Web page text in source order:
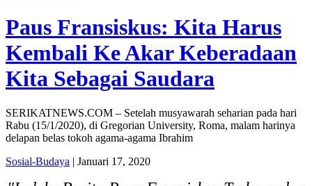
Paus Fransiskus: Kita Harus
Kembali Ke Akar Keberadaan
Kita Sebagai Saudara
SERIKATNEWS.COM – Setelah musyawarah seharian pada hari
Rabu (15/1/2020), di Gregorian University, Roma, malam harinya
delapan belas tokoh agama-agama Ibrahim
Sosial-Budaya | Januari 17, 2020